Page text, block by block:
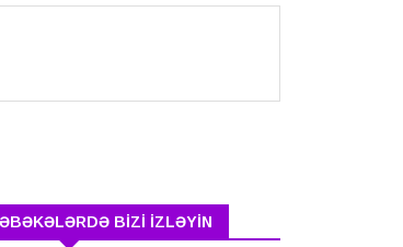
BİZİ İZLƏYİN